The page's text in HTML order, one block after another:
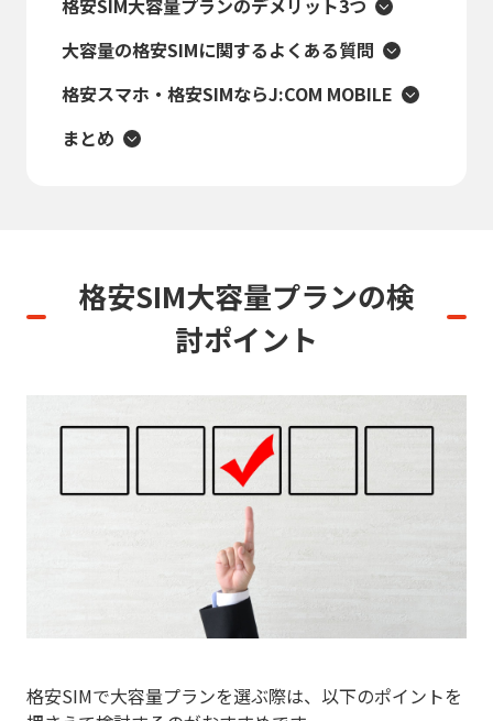
格安SIM大容量プランのデメリット3つ
大容量の格安SIMに関するよくある質問
格安スマホ・格安SIMならJ:COM MOBILE
まとめ
格安SIM大容量プランの検
討ポイント
格安SIMで大容量プランを選ぶ際は、以下のポイントを